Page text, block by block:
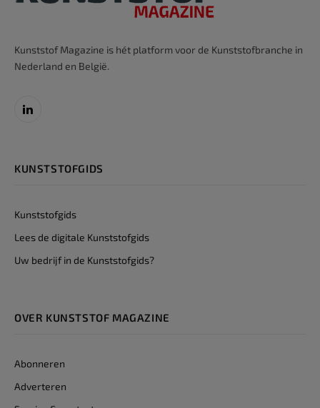
Kunststof Magazine is hét platform voor de Kunststofbranche in
Nederland en België.
LinkedIn
KUNSTSTOFGIDS
Kunststofgids
Lees de digitale Kunststofgids
Uw bedrijf in de Kunststofgids?
OVER KUNSTSTOF MAGAZINE
Abonneren
Adverteren